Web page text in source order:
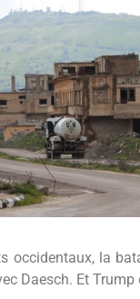
occidentaux, la
Daesch. Et Trump